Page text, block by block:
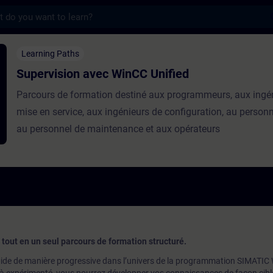
WinCC Unified - Školení - Školení -
Learning Paths
Supervision avec WinCC Unified
Parcours de formation destiné aux programmeurs, aux
mise en service, aux ingénieurs de configuration, au
au personnel de maintenance et aux opérateurs
en un seul parcours de formation structuré.
de manière progressive dans l’univers de la programmation SIMATIC